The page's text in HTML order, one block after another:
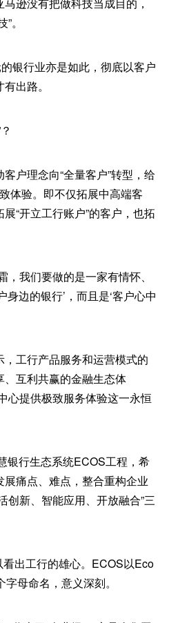
逊没有把做科技当成目的，
。
银行业亦是如此，彻底以客户
出路。
户理念向“全量客户”转型，给
体验。即不仅拓展中高端客
“开立工行账户”的客户，也拓
我们要做的是一家有情怀、
边的银行’，而且是‘客户心中
工行产品服务和运营模式的
互利共赢的金融生态体
心提供极致服务体验这一永恒
银行生态系统ECOS工程，希
痛点、难点，整合重构企业
创新、智能应用、开放融合”三
出工行的雄心。ECOS以Eco
母命名，意义深刻。